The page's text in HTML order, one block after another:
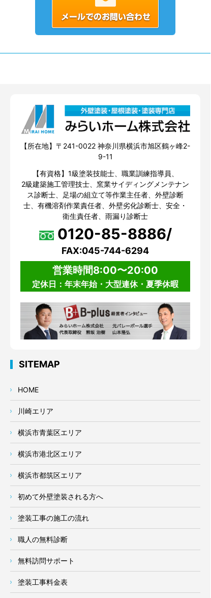
【所在地】〒241-0022 神奈川県横浜市旭区鶴ヶ峰2-
9-11
【有資格】1級塗装技能士、職業訓練指導員、
2級建築施工管理技士、窯業サイディングメンテナン
ス診断士、足場の組立て等作業主任者、外壁診断
士、有機溶剤作業責任者、外壁劣化診断士、安全・
衛生責任者、雨漏り診断士
0120-85-8886/
FAX:045-744-6294
営業時間8:00〜20:00
定休日：年末年始・大型連休・夏季休暇
SITEMAP
HOME
川崎エリア
横浜市青葉区エリア
横浜市港北区エリア
横浜市都筑区エリア
初めて外壁塗装される方へ
塗装工事の施工の流れ
職人の無料診断
無料訪問サポート
塗装工事料金表